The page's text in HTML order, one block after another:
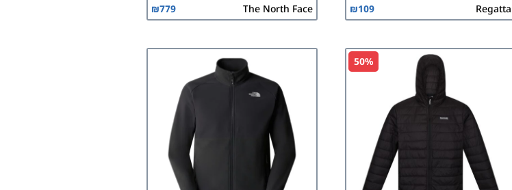
Regatta
₪109
The North Face
₪779
50%